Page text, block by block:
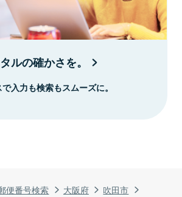
便番号検索 大阪府
吹田市
ルの確かさを。
入力も検索もスムーズに。